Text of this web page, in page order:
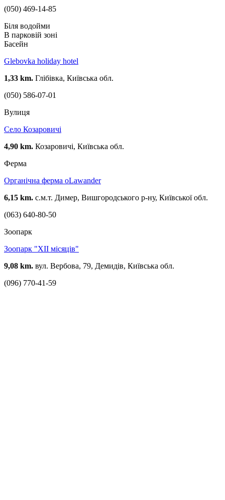
(050) 469-14-85
Біля водойми
В парковій зоні
Басейн
Glebovka holiday hotel
1,33 km. Глібівка, Київська обл.
(050) 586-07-01
Вулиця
Село Козаровичі
4,90 km. Козаровичі, Київська обл.
Ферма
Органічна ферма oLawander
6,15 km. с.м.т. Димер, Вишгородського р-ну, Київської обл.
(063) 640-80-50
Зоопарк
Зоопарк "XII місяців"
9,08 km. вул. Вербова, 79, Демидів, Київська обл.
(096) 770-41-59